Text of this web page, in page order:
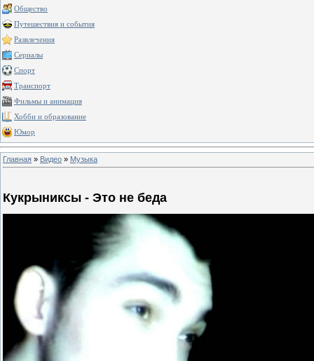
Общество
Путешествия и события
Развлечения
Сериалы
Спорт
Транспорт
Фильмы и анимация
Хобби и образование
Юмор
Главная » Видео » Музыка
Кукрыниксы - Это не беда